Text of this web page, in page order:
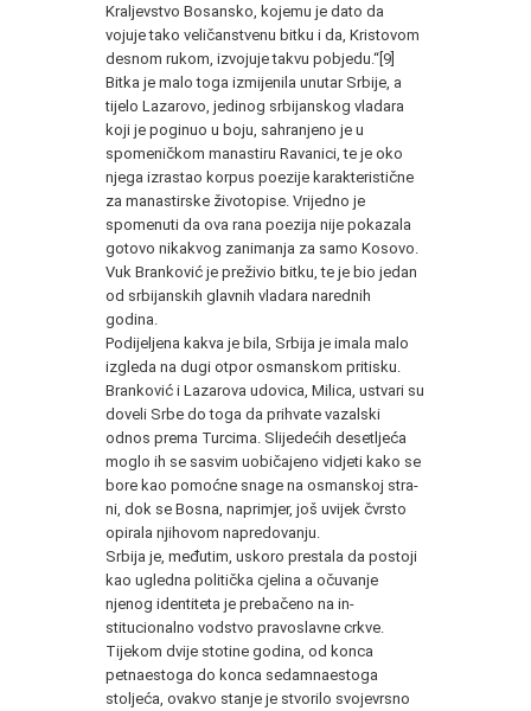
Kraljevstvo Bosansko, kojemu je dato da
vojuje tako veličanstvenu bitku i da, Kristovom
desnom rukom, izvojuje takvu pobjedu.“[9]
Bitka je malo toga izmijenila unutar Srbije, a
tijelo Lazarovo, jedinog srbijanskog vladara
koji je poginuo u boju, sahranjeno je u
spomeničkom manastiru Ravanici, te je oko
njega izrastao kor­pus poezije karakteristične
za manastirske životopise. Vrijedno je
spomenuti da ova rana poezija nije pokazala
gotovo nikakvog za­nimanja za samo Kosovo.
Vuk Branković je preživio bitku, te je bio jedan
od srbijanskih glavnih vladara narednih
godina.
Podijeljena kakva je bila, Srbija je imala malo
izgleda na du­gi otpor osmanskom pritisku.
Branković i Lazarova udovica, Milica, ustvari su
doveli Srbe do toga da prihvate vazalski
odnos prema Turcima. Slijedećih desetljeća
moglo ih se sasvim uobiča­jeno vidjeti kako se
bore kao pomoćne snage na osmanskoj stra­
ni, dok se Bosna, naprimjer, još uvijek čvrsto
opirala njihovom napredovanju.
Srbija je, međutim, uskoro prestala da postoji
kao ugledna politička cjelina a očuvanje
njenog identiteta je prebačeno na in­
stitucionalno vodstvo pravoslavne crkve.
Tijekom dvije stotine godina, od konca
petnaestoga do konca sedamnaestoga
stoljeća, ovakvo stanje je stvorilo svojevrsno